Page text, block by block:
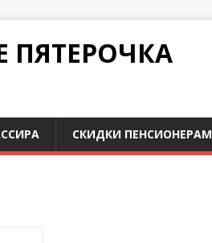
СКИДКИ ПЕНСИОНЕРАМ